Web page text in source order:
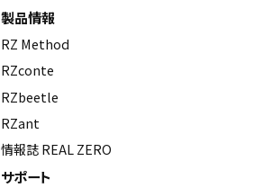
製品情報
RZ Method
RZconte
RZbeetle
RZant
情報誌 REAL ZERO
サポート